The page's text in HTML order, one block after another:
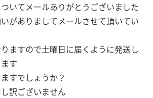
いてメールありがとうございました
がありましてメールさせて頂いてい
ますので土曜日に届くように発送し
す
すでしょうか？
訳ございません